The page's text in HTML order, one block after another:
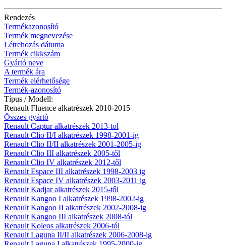
Rendezés
Termékazonosító
Termék megnevezése
Létrehozás dátuma
Termék cikkszám
Gyártó neve
A termék ára
Termék elérhetősége
Termék-azonosító
Típus / Modell:
Renault Fluence alkatrészek 2010-2015
Összes gyártó
Renault Captur alkatrészek 2013-tol
Renault Clio II/I alkatrészek 1998-2001-ig
Renault Clio II/II alkatrészek 2001-2005-ig
Renault Clio III alkatrészek 2005-től
Renault Clio IV alkatrészek 2012-től
Renault Espace III alkatrészek 1998-2003 ig
Renault Espace IV alkatrészek 2003-2011 ig
Renault Kadjar alkatrészek 2015-től
Renault Kangoo I alkatrészek 1998-2002-ig
Renault Kangoo II alkatrészek 2002-2008-ig
Renault Kangoo III alkatrészek 2008-tól
Renault Koleos alkatrészek 2006-tól
Renault Laguna II/II alkatrészek 2006-2008-ig